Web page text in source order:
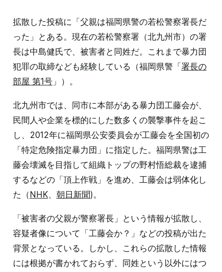
拡散した投稿に「父親は福岡県警の若松警察署長だ
った」とある。現在の若松警察署（北九州市）の署
長は中島健氏で、被害者と同姓だ。これまで暴力団
犯罪の取締なども経験している（福岡県警「署長の
部屋 第1号」）。
北九州市では、同市に本部がある暴力団工藤会が、
民間人や企業を標的にした数多くの襲撃事件を起こ
し、2012年に福岡県公安委員会が工藤会を全国初の
「特定危険指定暴力団」に指定した。福岡県警は工
藤会壊滅を目指して組織トップの野村悟総裁を逮捕
するなどの「頂上作戦」を進め、工藤会は弱体化し
た（NHK、 朝日新聞)。
「被害者の父親が警察署長」という情報が拡散し、
容疑者像について「工藤会か？」などの投稿が出た
背景となっている。しかし、これらの拡散した情報
には根拠が書かれておらず、同姓という以外にはつ